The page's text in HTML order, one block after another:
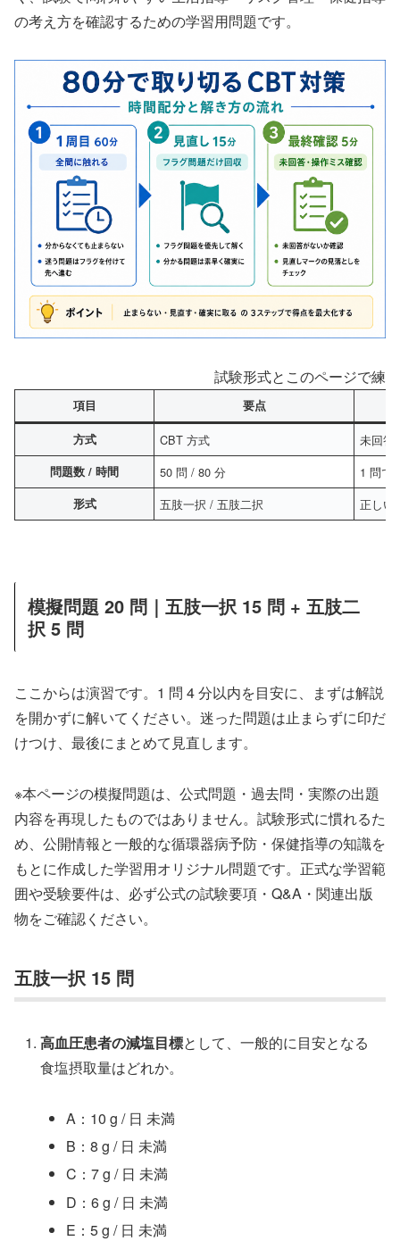
の考え方を確認するための学習用問題です。
試験形式とこのページで練
項目 要点
方式 CBT 方式 未回答
問題数 / 時間 50 問 / 80 分 1 問で
形式 五肢一択 / 五肢二択 正しい
模擬問題 20 問｜五肢一択 15 問 + 五肢二
択 5 問
ここからは演習です。1 問 4 分以内を目安に、まずは解説
を開かずに解いてください。迷った問題は止まらずに印だ
けつけ、最後にまとめて見直します。
※本ページの模擬問題は、公式問題・過去問・実際の出題
内容を再現したものではありません。試験形式に慣れるた
め、公開情報と一般的な循環器病予防・保健指導の知識を
もとに作成した学習用オリジナル問題です。正式な学習範
囲や受験要件は、必ず公式の試験要項・Q&A・関連出版
物をご確認ください。
五肢一択 15 問
高血圧患者の減塩目標として、一般的に目安となる
食塩摂取量はどれか。
A：10 g / 日 未満
B：8 g / 日 未満
C：7 g / 日 未満
D：6 g / 日 未満
E：5 g / 日 未満